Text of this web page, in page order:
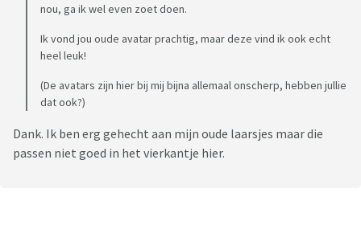
nou, ga ik wel even zoet doen.
Ik vond jou oude avatar prachtig, maar deze vind ik ook echt
heel leuk!
(De avatars zijn hier bij mij bijna allemaal onscherp, hebben jullie
dat ook?)
Dank. Ik ben erg gehecht aan mijn oude laarsjes maar die
passen niet goed in het vierkantje hier.